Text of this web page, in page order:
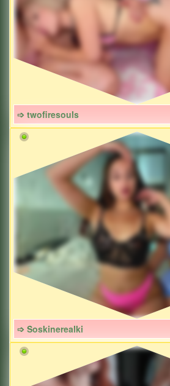
➩ twofiresouls
➩ Soskinerealki